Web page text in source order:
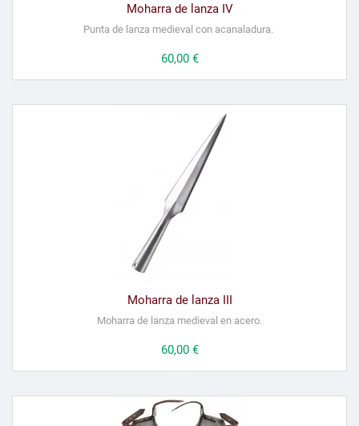
Moharra de lanza IV
Punta de lanza medieval con acanaladura.
Precio
60,00 €
Moharra de lanza III
Moharra de lanza medieval en acero.
Precio
60,00 €